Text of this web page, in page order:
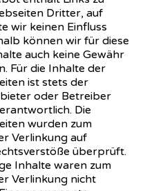
Dritter, auf
wir keinen Einfluss
können wir für diese
auch keine Gewähr
Für die Inhalte der
ist stets der
oder Betreiber
Die
wurden zum
Verlinkung auf
überprüft.
Inhalte waren zum
Verlinkung nicht